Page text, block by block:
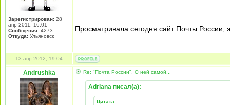
Зарегистрирован: 28
апр 2011, 16:01
Сообщения: 4273
Откуда: Ульяновск
Просматривала сегодня сайт Почты
13 апр 2012, 19:04
Andrushka Re: "Почта России". О ней самой...
Adriana писал(а):
Цитата: